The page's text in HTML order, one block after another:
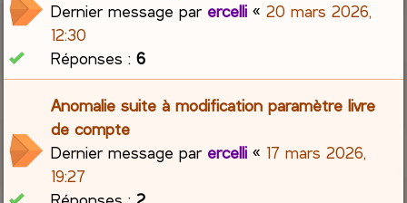
Dernier message par ercelli «20 mars 2026,
12:30
Réponses :6
Anomalie suite à modification paramètre livre
de compte
Dernier message par ercelli « 17 mars 2026,
19:27